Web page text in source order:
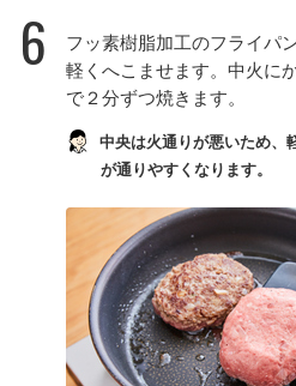
6
フッ素樹脂加工のフライパ
軽くへこませます。中火に
で２分ずつ焼きます。
中央は火通りが悪いため、
が通りやすくなります。